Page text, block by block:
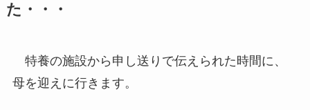
た・・・
特養の施設から申し送りで伝えられた時間に、
母を迎えに行きます。